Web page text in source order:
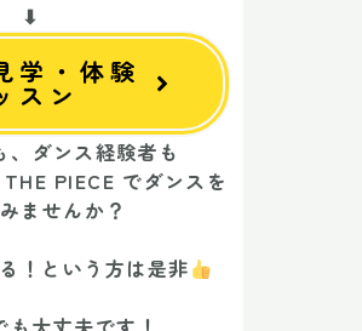
⬇︎
学・体験
スン
、ダンス経験者も
PIECE でダンスを
ませんか？
！という方は是非